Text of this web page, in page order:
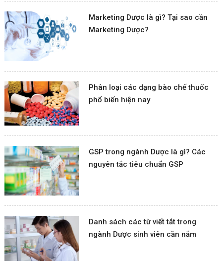
Marketing Dược là gì? Tại sao cần
Marketing Dược?
Phân loại các dạng bào chế thuốc
phổ biến hiện nay
GSP trong ngành Dược là gì? Các
nguyên tắc tiêu chuẩn GSP
Danh sách các từ viết tắt trong
ngành Dược sinh viên cần nắm